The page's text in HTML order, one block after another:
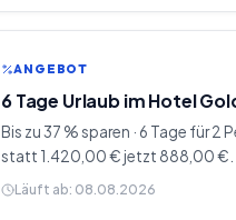
ANGEBOT
6 Tage Urlaub im Hotel
Bis zu 37 % sparen · 6 Tage für
statt 1.420,00 € jetzt 888,00 €.
Läuft ab: 08.08.2026